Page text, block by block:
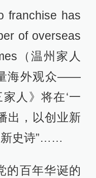
franchise has
of overseas
（温州家人
海外观众——
人》将在‘一
出，以创业新
新史诗”……
的百年华诞的